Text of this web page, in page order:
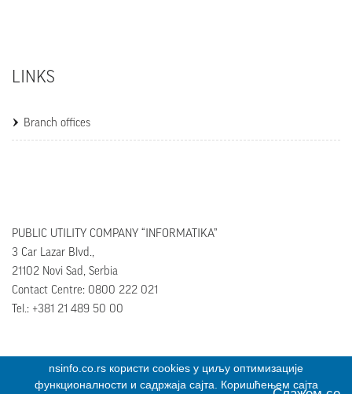
LINKS
Branch offices
PUBLIC UTILITY COMPANY “INFORMATIKA”
3 Car Lazar Blvd.,
21102 Novi Sad, Serbia
Contact Centre: 0800 222 021
Tel.: +381 21 489 50 00
nsinfo.co.rs користи cookies у циљу оптимизације
функционалности и садржаја сајта. Коришћењем сајта